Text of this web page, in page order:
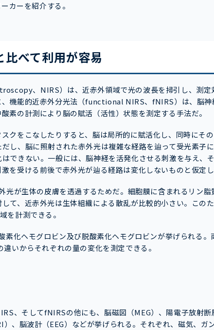
カーを紹介する。
べて利用が容易
、NIRS）は、近赤外領域で光の波長を掃引し、測定
機能的近赤外分光法（functional NIRS、fNIRS）は、脳神
素の計測により脳の賦活（活性）状態を測定する手法だ。
クをこなしたりすると、脳は局所的に賦活化し、同時にそ
し、脳に照射された赤外光は複雑な経路を辿って受光素子
できない。一般には、脳神経を活発化させる刺激を与え、
を受ける前後で赤外光が辿る経路は変化しないものと仮定し
光が生体の皮膚を透過するためだ。細胞膜に含まれるリン脂
て、近赤外光は生体組織による散乱が比較的小さい。この
を計測できる。
素化ヘモグロビン及び脱酸素化ヘモグロビンが挙げられる。
いからそれぞれの量の変化を測定できる。
、そしてfNIRSの他にも、脳磁図（MEG）、陽電子放射断
、脳波計（EEG）などが挙げられる。それぞれ、磁気、ガン